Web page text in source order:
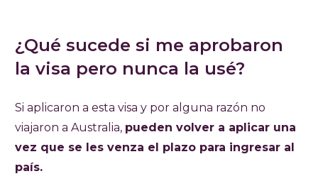
¿Qué sucede si me aprobaron
la visa pero nunca la usé?
Si aplicaron a esta visa y por alguna razón no
viajaron a Australia, pueden volver a aplicar una
vez que se les venza el plazo para ingresar al
país.